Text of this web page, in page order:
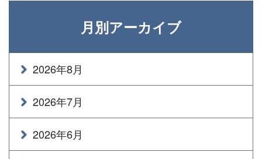
月別アーカイブ
2026年8月
2026年7月
2026年6月